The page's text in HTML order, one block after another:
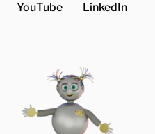
YouTube LinkedIn